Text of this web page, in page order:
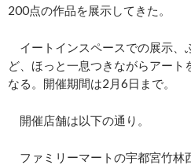
200点の作品を展示してきた。
イートインスペースでの展示、
ど、ほっと一息つきながらアート
なる。開催期間は2月6日まで。
開催店舗は以下の通り。
ファミリーマートの宇都宮竹林